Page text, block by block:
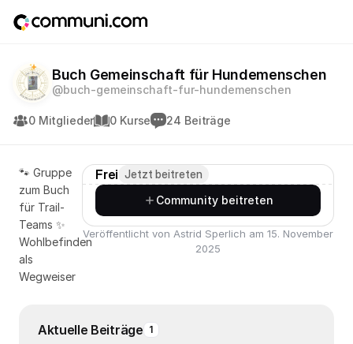
Buch Gemeinschaft für Hundemenschen
@buch-gemeinschaft-fur-hundemenschen
0 Mitglieder 0 Kurse 24 Beiträge
🐾 Gruppe
zum Buch
für Trail-
Teams ✨
Wohlbefinden
als
Wegweiser
Frei Jetzt beitreten
Community beitreten
Veröffentlicht von Astrid Sperlich am 15. November
2025
Aktuelle Beiträge 1